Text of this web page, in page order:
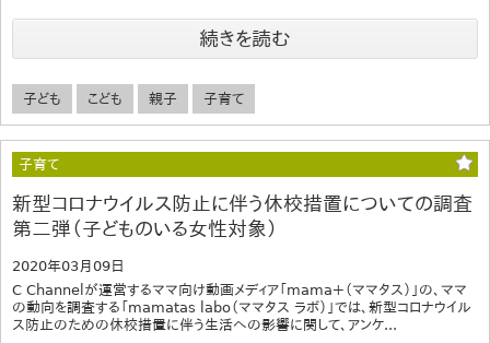
続きを読む
子ども こども 親子 子育て
子育て
新型コロナウイルス防止に伴う休校措置についての調査
第二弾（子どものいる女性対象）
2020年03月09日
C Channelが運営するママ向け動画メディア「mama＋（ママタス）」の、ママ
の動向を調査する「mamatas labo（ママタス ラボ）」では、新型コロナウイル
ス防止のための休校措置に伴う生活への影響に関して、アンケ...